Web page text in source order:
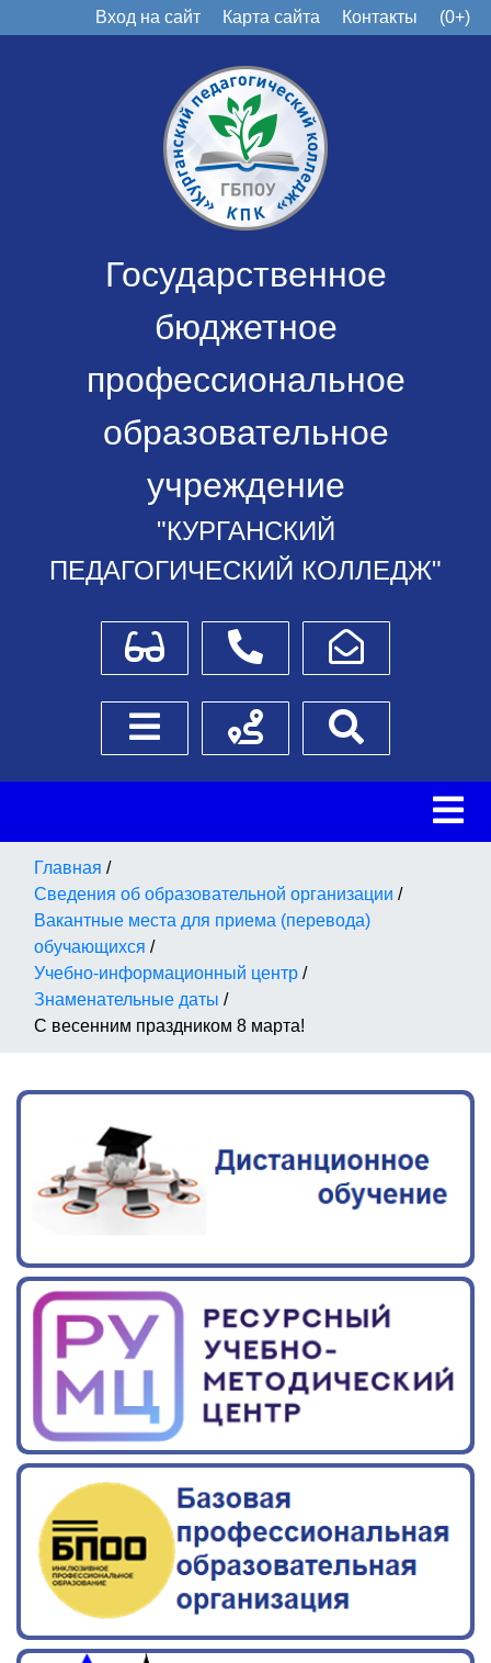
Вход на сайт Карта сайта Контакты (0+)
Государственное
бюджетное
профессиональное
образовательное
учреждение
"КУРГАНСКИЙ
ПЕДАГОГИЧЕСКИЙ КОЛЛЕДЖ"
Для слабовидящихТелефоныНаписать обращение
Боковое менюСхема проезда
Главная /
Сведения об образовательной организации /
Вакантные места для приема (перевода)
обучающихся /
Учебно-информационный центр /
Знаменательные даты /
С весенним праздником 8 марта!